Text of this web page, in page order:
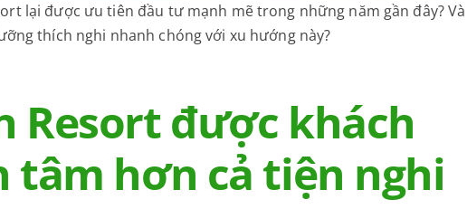
lại được ưu tiên đầu tư mạnh mẽ trong những năm gần đây? Và
thích nghi nhanh chóng với xu hướng này?
Resort được khách
hơn cả tiện nghi